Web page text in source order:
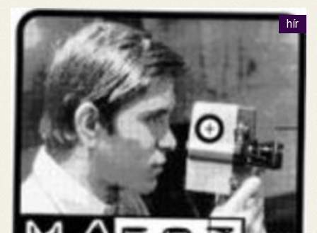
hír